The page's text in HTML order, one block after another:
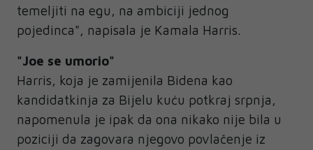
temeljiti na egu, na ambiciji jednog
pojedinca", napisala je Kamala Harris.
"Joe se umorio"
Harris, koja je zamijenila Bidena kao
kandidatkinja za Bijelu kuću potkraj srpnja,
napomenula je ipak da ona nikako nije bila u
poziciji da zagovara njegovo povlačenje iz